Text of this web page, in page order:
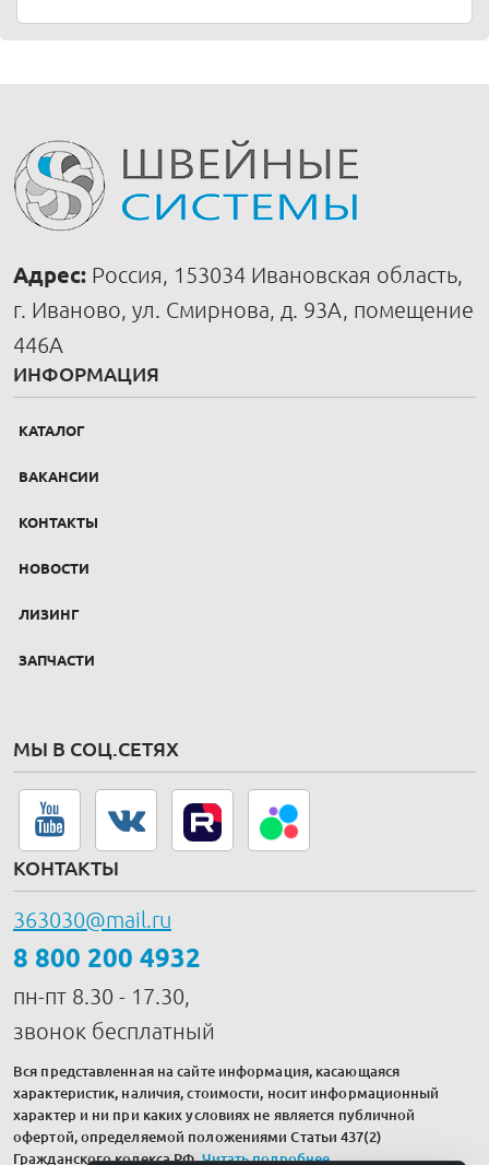
Адрес: Россия, 153034 Ивановская область,
г. Иваново, ул. Смирнова, д. 93А, помещение
446А
ИНФОРМАЦИЯ
КАТАЛОГ
ВАКАНСИИ
КОНТАКТЫ
НОВОСТИ
ЛИЗИНГ
ЗАПЧАСТИ
МЫ В СОЦ.СЕТЯХ
КОНТАКТЫ
363030@mail.ru
8 800 200 4932
пн-пт 8.30 - 17.30,
звонок бесплатный
Вся представленная на сайте информация, касающаяся
характеристик, наличия, стоимости, носит информационный
характер и ни при каких условиях не является публичной
офертой, определяемой положениями Статьи 437(2)
Гражданского кодекса РФ.Читать подробнее.